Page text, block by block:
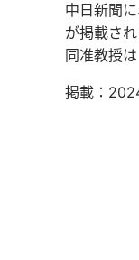
中日新聞
が掲載され
同准教授
掲載：